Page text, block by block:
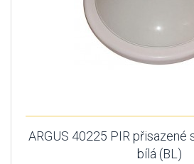
ARGUS 40225 PIR
bílá (BL)